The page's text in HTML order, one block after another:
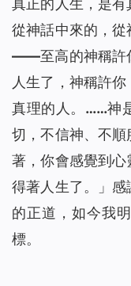
真正的人生，是
從神話中來的，
——至高的神稱許
人生了，神稱許
真理的人。……神
切，不信神、不
著，你會感覺到
得著人生了。」 感
的正道，如今我
標。